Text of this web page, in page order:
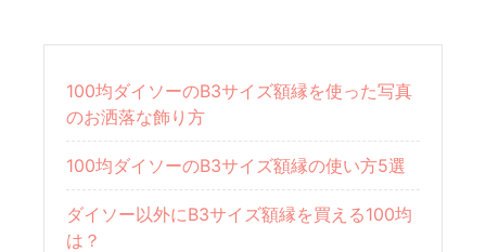
100均ダイソーのB3サイズ額縁を使った写真
のお洒落な飾り方
100均ダイソーのB3サイズ額縁の使い方5選
ダイソー以外にB3サイズ額縁を買える100均
は？